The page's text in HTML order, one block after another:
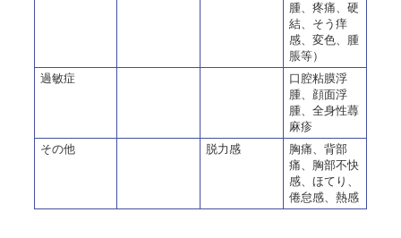
腫、疼痛、硬
結、そう痒
感、変色、腫
脹等）
過敏症
口腔粘膜浮
腫、顔面浮
腫、全身性蕁
麻疹
その他
脱力感
胸痛、背部
痛、胸部不快
感、ほてり、
倦怠感、熱感